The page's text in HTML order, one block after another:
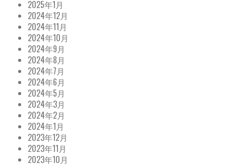
2025年1月
2024年12月
2024年11月
2024年10月
2024年9月
2024年8月
2024年7月
2024年6月
2024年5月
2024年3月
2024年2月
2024年1月
2023年12月
2023年11月
2023年10月